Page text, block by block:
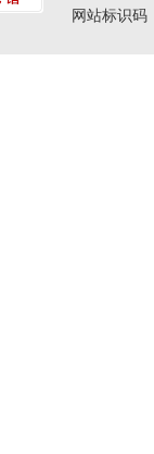
网站标识